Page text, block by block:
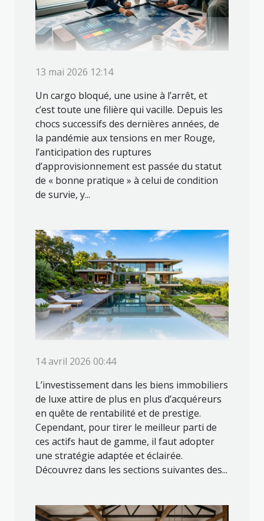
13 mai 2026 12:14
Un cargo bloqué, une usine à l’arrêt, et
c’est toute une filière qui vacille. Depuis les
chocs successifs des dernières années, de
la pandémie aux tensions en mer Rouge,
l’anticipation des ruptures
d’approvisionnement est passée du statut
de « bonne pratique » à celui de condition
de survie, y...
14 avril 2026 00:44
L’investissement dans les biens immobiliers
de luxe attire de plus en plus d’acquéreurs
en quête de rentabilité et de prestige.
Cependant, pour tirer le meilleur parti de
ces actifs haut de gamme, il faut adopter
une stratégie adaptée et éclairée.
Découvrez dans les sections suivantes des...